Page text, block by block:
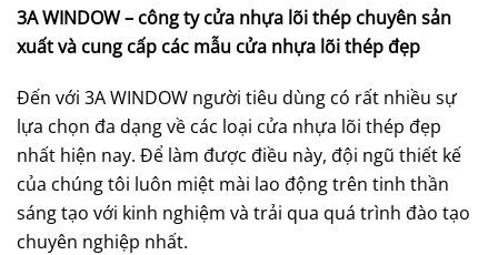
3A WINDOW – công ty cửa nhựa lõi thép chuyên sản
xuất và cung cấp các mẫu cửa nhựa lõi thép đẹp
Đến với 3A WINDOW người tiêu dùng có rất nhiều sự
lựa chọn đa dạng về các loại cửa nhựa lõi thép đẹp
nhất hiện nay. Để làm được điều này, đội ngũ thiết kế
của chúng tôi luôn miệt mài lao động trên tinh thần
sáng tạo với kinh nghiệm và trải qua quá trình đào tạo
chuyên nghiệp nhất.